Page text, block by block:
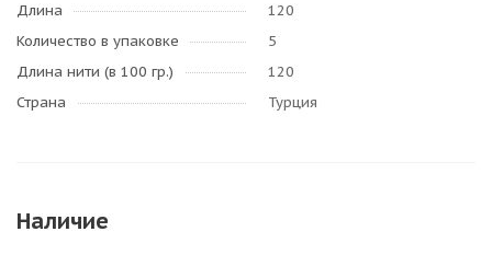
Длина
120
Количество в упаковке
5
Длина нити (в 100 гр.)
120
Страна
Турция
Наличие